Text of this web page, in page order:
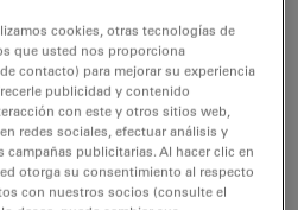
conecto la Leica
USB 2.0?
USB 3.0 incorporada en mi
GT?
cookies, otras tecnologías de
que usted nos proporciona
contacto) para mejorar su experiencia
publicidad y contenido
con este y otros sitios web,
redes sociales, efectuar análisis y
campañas publicitarias. Al hacer clic en
otorga su consentimiento al respecto
con nuestros socios (consulte el